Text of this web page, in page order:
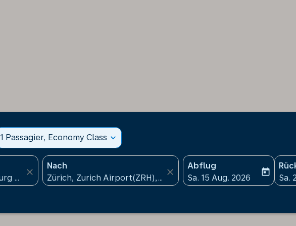
1 Passagier, Economy Class expand_more
close
Nach
close
Abflug
fc-booking-departure-
Sa. 15 Aug. 2026
today
fc-
Sa.